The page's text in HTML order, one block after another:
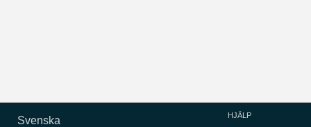
Svenska HJÄLP